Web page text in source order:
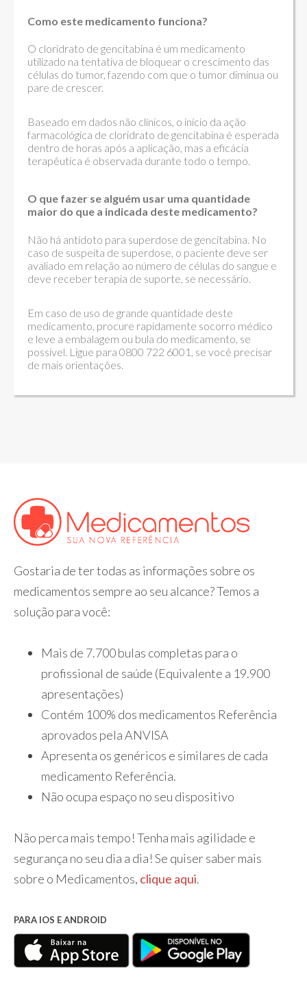
Como este medicamento funciona?
O cloridrato de gencitabina é um medicamento
utilizado na tentativa de bloquear o crescimento das
células do tumor, fazendo com que o tumor diminua ou
pare de crescer.
Baseado em dados não clínicos, o início da ação
farmacológica de cloridrato de gencitabina é esperada
dentro de horas após a aplicação, mas a eficácia
terapêutica é observada durante todo o tempo.
O que fazer se alguém usar uma quantidade
maior do que a indicada deste medicamento?
Não há antídoto para superdose de gencitabina. No
caso de suspeita de superdose, o paciente deve ser
avaliado em relação ao número de células do sangue e
deve receber terapia de suporte, se necessário.
Em caso de uso de grande quantidade deste
medicamento, procure rapidamente socorro médico
e leve a embalagem ou bula do medicamento, se
possível. Ligue para 0800 722 6001, se você precisar
de mais orientações.
Gostaria de ter todas as informações sobre os
medicamentos sempre ao seu alcance? Temos a
solução para você:
Mais de 7.700 bulas completas para o
profissional de saúde (Equivalente a 19.900
apresentações)
Contém 100% dos medicamentos Referência
aprovados pela ANVISA
Apresenta os genéricos e similares de cada
medicamento Referência.
Não ocupa espaço no seu dispositivo
Não perca mais tempo! Tenha mais agilidade e
segurança no seu dia a dia! Se quiser saber mais
sobre o Medicamentos, clique aqui.
PARA IOS E ANDROID